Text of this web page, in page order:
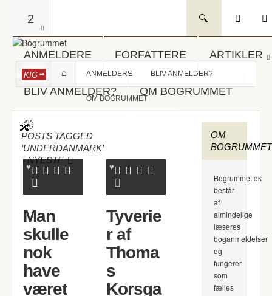
2
ANMELDERE FORFATTERE ARTIKLER
BLIV ANMELDER? OM BOGRUMMET
KIG ANMELDERE BLIV ANMELDER?
OM BOGRUMMET
POSTS TAGGED
‘UNDERDANMARK’
-NYESTE
Man
skulle
nok
have
været
Tyverie
r af
Thoma
s
Korsga
OM
BOGRUMMET
Bogrummet.dk
består
af
almindelige
læseres
boganmeldelser
og
fungerer
som
fælles